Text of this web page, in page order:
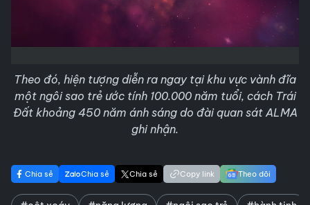
Theo đó, hiện tượng diễn ra ngay tại khu vực vành đĩa
một ngôi sao trẻ ước tính 100.000 năm tuổi, cách Trái
Đất khoảng 450 năm ánh sáng do đài quan sát ALMA
ghi nhận.
Chia sẻ Chia sẻ Chia sẻ Copy link Theo dõi